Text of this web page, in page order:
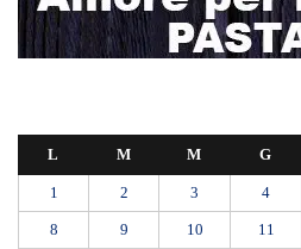
L M M G
1 2 3 4
8 9 10 11